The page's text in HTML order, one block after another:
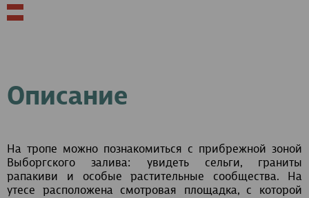
Описание
На тропе можно познакомиться с прибрежной зоной
Выборгского залива: увидеть сельги, граниты
рапакиви и особые растительные сообщества. На
утесе расположена смотровая площадка, с которой